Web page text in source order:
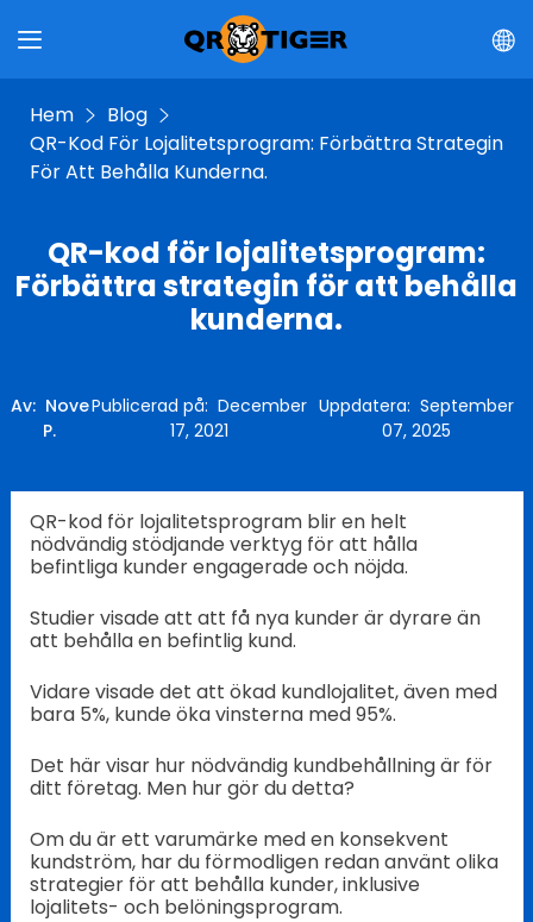
Hem
Blog
QR-Kod För Lojalitetsprogram: Förbättra Strategin
För Att Behålla Kunderna.
QR-kod för lojalitetsprogram:
Förbättra strategin för att behålla
kunderna.
Av: Nove
P.
Publicerad på: December
17, 2021
Uppdatera: September
07, 2025
QR-kod för lojalitetsprogram blir en helt
nödvändig stödjande verktyg för att hålla
befintliga kunder engagerade och nöjda.
Studier visade att att få nya kunder är dyrare än
att behålla en befintlig kund.
Vidare visade det att ökad kundlojalitet, även med
bara 5%, kunde öka vinsterna med 95%.
Det här visar hur nödvändig kundbehållning är för
ditt företag. Men hur gör du detta?
Om du är ett varumärke med en konsekvent
kundström, har du förmodligen redan använt olika
strategier för att behålla kunder, inklusive
lojalitets- och belöningsprogram.